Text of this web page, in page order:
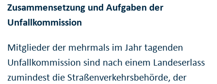
Zusammensetzung und Aufgaben der
Unfallkommission
Mitglieder der mehrmals im Jahr tagenden
Unfallkommission sind nach einem Landeserlass
zumindest die Straßenverkehrsbehörde, der